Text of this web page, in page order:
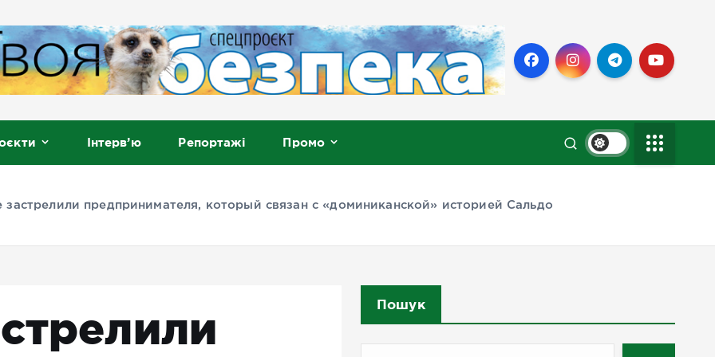
Інтерв’ю Репортажі Промо
застрелили предпринимателя, который связан с «доминиканской» историей Сальдо
Пошук